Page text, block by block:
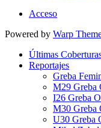
Acceso
Powered by Warp
Últimas
Reportajes
Greba
M29 Greba
I26 Greba
M30 Greba
U30 Greba